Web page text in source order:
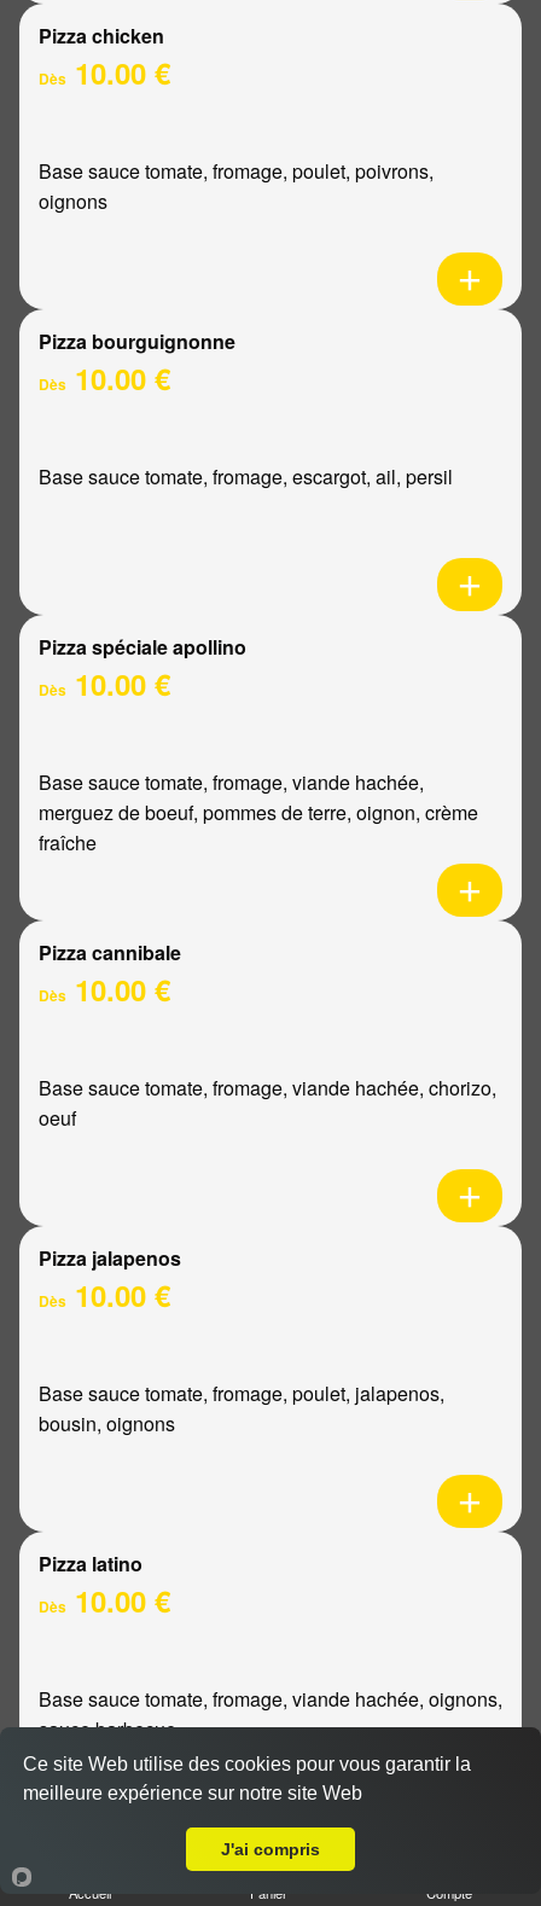
Pizza chicken
Dès 10.00 €
Base sauce tomate, fromage, poulet, poivrons,
oignons
Pizza bourguignonne
Dès 10.00 €
Base sauce tomate, fromage, escargot, ail, persil
Pizza spéciale apollino
Dès 10.00 €
Base sauce tomate, fromage, viande hachée,
merguez de boeuf, pommes de terre, oignon, crème
fraîche
Pizza cannibale
Dès 10.00 €
Base sauce tomate, fromage, viande hachée, chorizo,
oeuf
Pizza jalapenos
Dès 10.00 €
Base sauce tomate, fromage, poulet, jalapenos,
bousin, oignons
Pizza latino
Dès 10.00 €
Base sauce tomate, fromage, viande hachée, oignons,
sauce barbecue
Accueil Panier Compte
Ce site Web utilise des cookies pour vous garantir la
meilleure expérience sur notre site Web
J'ai compris